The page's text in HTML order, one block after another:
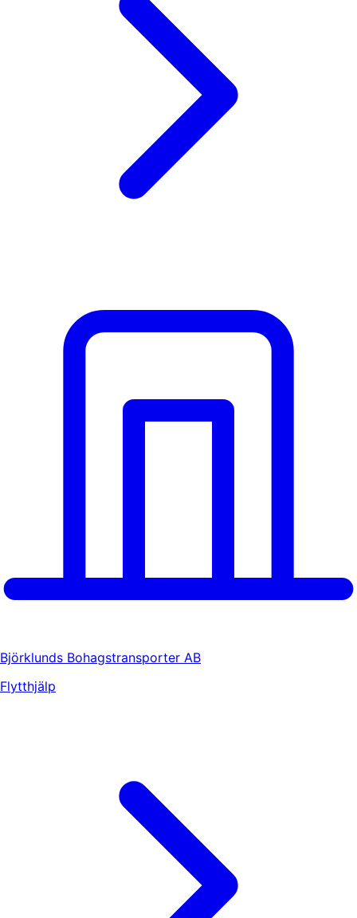
Björklunds Bohagstransporter AB
Flytthjälp